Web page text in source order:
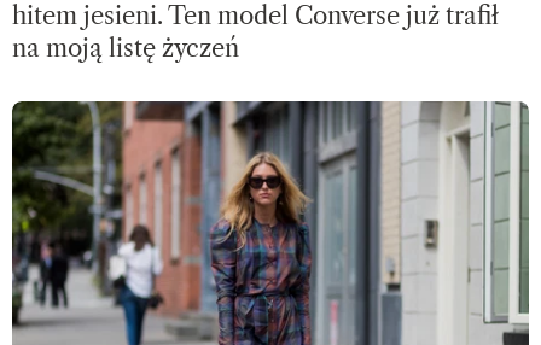
hitem jesieni. Ten model Converse już trafił
na moją listę życzeń